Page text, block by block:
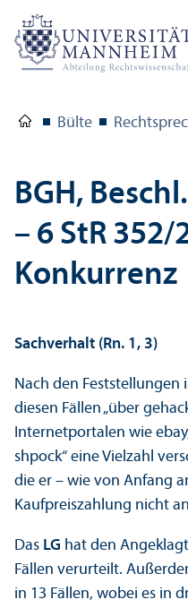
Bülte
BGH,
– 6 StR 352/
Konkurrenz
Sachverhalt (Rn. 1, 3)
Nach den Feststellungen
diesen Fällen „über
Internetportalen wie
shpock“ eine Vielzahl
die er – wie von Anfang
Kaufpreiszahlung nicht
Das LG hat den
Fällen verurteilt.
in 13 Fällen, wobei es in